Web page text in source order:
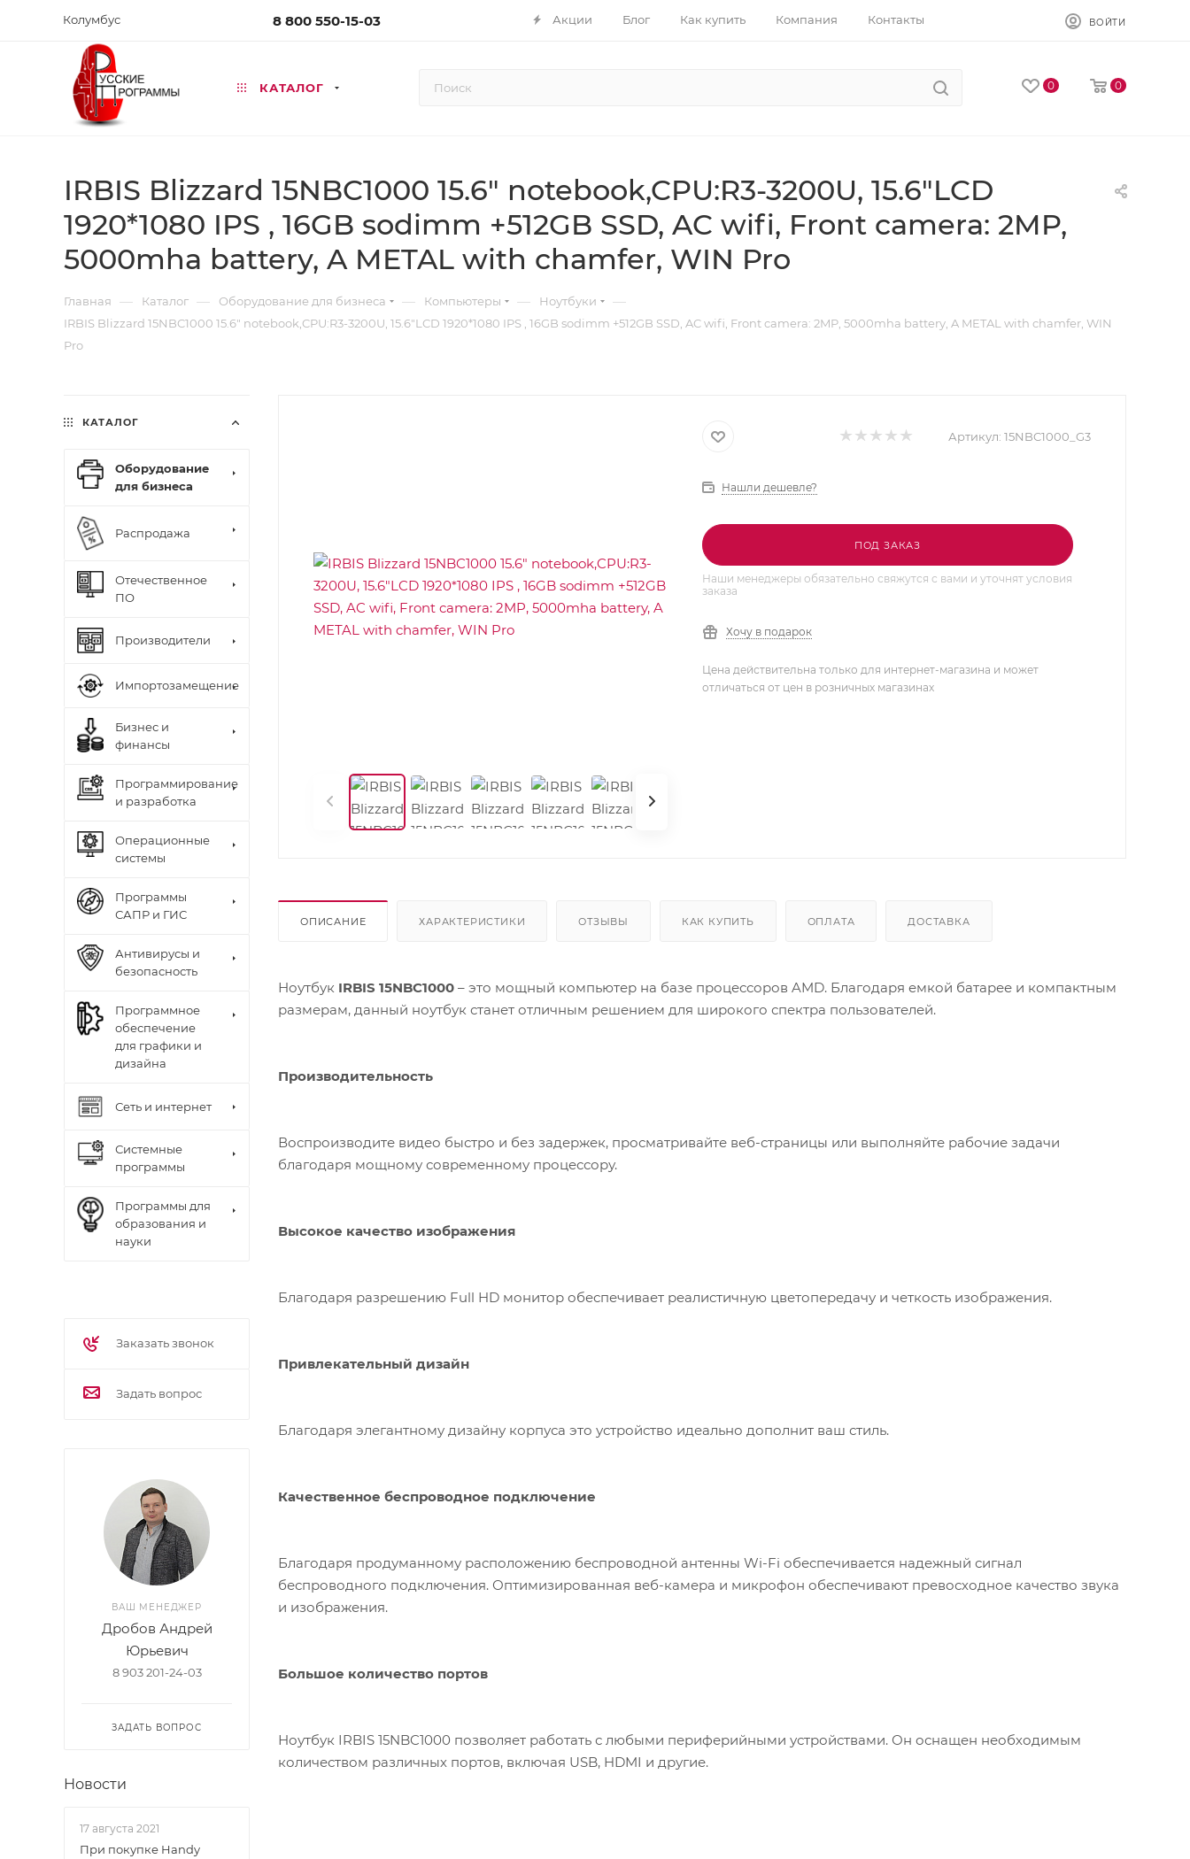
Колумбус 8 800 550-15-03 Акции Блог Как купить Компания Контакты ВОЙТИ
КАТАЛОГ 0 0
IRBIS Blizzard 15NBC1000 15.6" notebook,CPU:R3-3200U, 15.6"LCD
1920*1080 IPS , 16GB sodimm +512GB SSD, AC wifi, Front camera: 2MP,
5000mha battery, A METAL with chamfer, WIN Pro
Главная — Каталог — Оборудование для бизнеса — Компьютеры — Ноутбуки —
IRBIS Blizzard 15NBC1000 15.6" notebook,CPU:R3-3200U, 15.6"LCD 1920*1080 IPS , 16GB sodimm +512GB SSD, AC wifi, Front camera: 2MP, 5000mha battery, A METAL with chamfer, WIN
Pro
Артикул: 15NBC1000_G3
Нашли дешевле?
ПОД ЗАКАЗ
Наши менеджеры обязательно свяжутся с вами и уточнят условия
заказа
Хочу в подарок
Цена действительна только для интернет-магазина и может
отличаться от цен в розничных магазинах
ОПИСАНИЕ ХАРАКТЕРИСТИКИ ОТЗЫВЫ КАК КУПИТЬ ОПЛАТА ДОСТАВКА
Ноутбук IRBIS 15NBC1000 – это мощный компьютер на базе процессоров AMD. Благодаря емкой батарее и компактным
размерам, данный ноутбук станет отличным решением для широкого спектра пользователей.
Производительность
Воспроизводите видео быстро и без задержек, просматривайте веб-страницы или выполняйте рабочие задачи
благодаря мощному современному процессору.
Высокое качество изображения
Благодаря разрешению Full HD монитор обеспечивает реалистичную цветопередачу и четкость изображения.
Привлекательный дизайн
Благодаря элегантному дизайну корпуса это устройство идеально дополнит ваш стиль.
Качественное беспроводное подключение
Благодаря продуманному расположению беспроводной антенны Wi-Fi обеспечивается надежный сигнал
беспроводного подключения. Оптимизированная веб-камера и микрофон обеспечивают превосходное качество звука
и изображения.
Большое количество портов
Ноутбук IRBIS 15NBC1000 позволяет работать с любыми периферийными устройствами. Он оснащен необходимым
количеством различных портов, включая USB, HDMI и другие.
КАТАЛОГ
Оборудование
для бизнеса
Распродажа
Отечественное
ПО
Производители
Импортозамещение
Бизнес и
финансы
Программирование
и разработка
Операционные
системы
Программы
САПР и ГИС
Антивирусы и
безопасность
Программное
обеспечение
для графики и
дизайна
Сеть и интернет
Системные
программы
Программы для
образования и
науки
Заказать звонок
Задать вопрос
ВАШ МЕНЕДЖЕР
Дробов Андрей
Юрьевич
8 903 201-24-03
ЗАДАТЬ ВОПРОС
Новости
17 августа 2021
При покупке Handy